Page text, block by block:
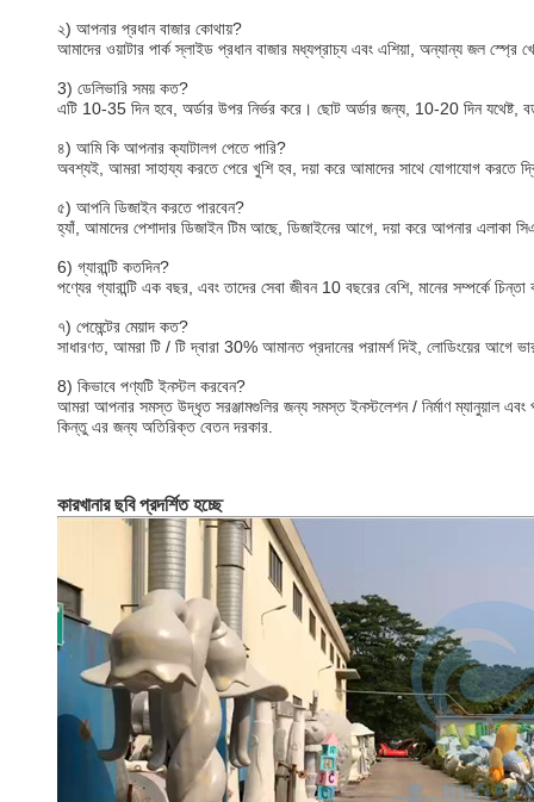
২) আপনার প্রধান বাজার কোথায়?
আমাদের ওয়াটার পার্ক স্লাইড প্রধান বাজার মধ্যপ্রাচ্য এবং এশিয়া, অন্যান্য জল স্প্রে
3) ডেলিভারি সময় কত?
এটি 10-35 দিন হবে, অর্ডার উপর নির্ভর করে। ছোট অর্ডার জন্য, 10-20 দিন যথেষ্ট,
৪) আমি কি আপনার ক্যাটালগ পেতে পারি?
অবশ্যই, আমরা সাহায্য করতে পেরে খুশি হব, দয়া করে আমাদের সাথে যোগাযোগ করতে
৫) আপনি ডিজাইন করতে পারবেন?
হ্যাঁ, আমাদের পেশাদার ডিজাইন টিম আছে, ডিজাইনের আগে, দয়া করে আপনার এলাকা
6) গ্যারান্টি কতদিন?
পণ্যের গ্যারান্টি এক বছর, এবং তাদের সেবা জীবন 10 বছরের বেশি, মানের সম্পর্কে
৭) পেমেন্টের মেয়াদ কত?
সাধারণত, আমরা টি / টি দ্বারা 30% আমানত প্রদানের পরামর্শ দিই, লোডিংয়ের আগে
8) কিভাবে পণ্যটি ইনস্টল করবেন?
আমরা আপনার সমস্ত উদ্ধৃত সরঞ্জামগুলির জন্য সমস্ত ইনস্টলেশন / নির্মাণ ম্যানুয়াল এবং
কিন্তু এর জন্য অতিরিক্ত বেতন দরকার.
কারখানার ছবি প্রদর্শিত হচ্ছে